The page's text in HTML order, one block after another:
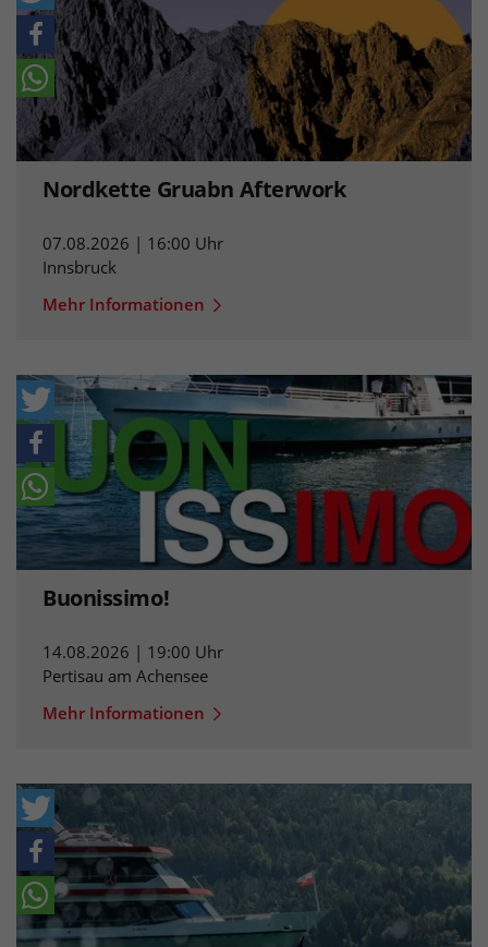
Nordkette Gruabn Afterwork
07.08.2026 | 16:00 Uhr
Innsbruck
Mehr Informationen
Buonissimo!
14.08.2026 | 19:00 Uhr
Pertisau am Achensee
Mehr Informationen